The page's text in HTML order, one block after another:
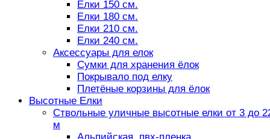
Елки 150 см.
Елки 180 см.
Елки 210 см.
Елки 240 см.
Аксессуары для елок
Сумки для хранения ёлок
Покрывало под елку
Плетёные корзины для ёлок
Высотные Елки
Ствольные уличные высотные елки от 3 до
м